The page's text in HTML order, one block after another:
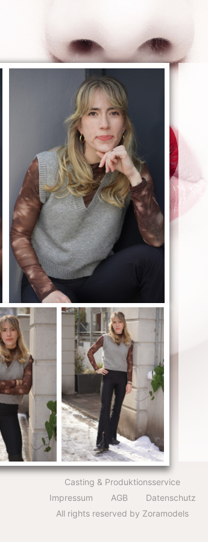
Casting & Produktionsservice
Impressum
AGB
Datenschutz
All rights reserved by Zoramodels